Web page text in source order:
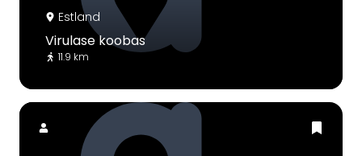
Estland
Virulase koobas
11.9 km